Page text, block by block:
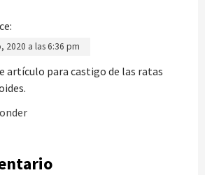
2020 a las 6:36 pm
artículo para castigo de las ratas